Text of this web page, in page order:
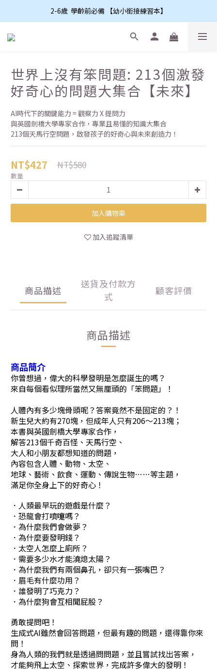
2-6歲  學齡前必備 【幼小銜接練習本】
世界上沒有笨問題: 213個激發
好奇心的問題大集合【未來】
AI時代下的關鍵能力 = 觀察力 X 提問力
與英國劍橋大學專家合作，專業且易懂的知識大集合
213個天馬行空問題，啟發孩子的好奇心與未來創造力！
NT$427 NT$580
數量
加入購物車
加入追蹤清單
商品描述
送貨及付款方
式
顧客評價
商品描述
商品簡介
你曾想過，偉大的科學發明是怎麼誕生的嗎？
來自每個看似理所當然又無厘頭的「笨問題」！
人體內有多少塊骨頭呢？答案竟然不是固定的？！
新生兒大約有270塊，但成年人只有206～213塊；
本書與英國劍橋大學專家合作，
解答213個千奇百怪、天馬行空、
大人和小朋友都想知道的問題，
內容包含人體、動物、太空、
地球、藝術、飲食、運動、傳說生物……等主題，
滿足你全身上下的好奇心！
．人類最早玩的遊戲是什麼？
．恐龍會打噴嚏嗎？
．為什麼我們會做夢？
．為什麼要發明錢？
．太空人怎麼上廁所？
．需要多少水才能澆熄太陽？
．為什麼我們有兩個鼻孔，卻只有一張嘴巴？
．眉毛有什麼功用？
．誰發明了巧克力？
．為什麼狗會互相聞屁股？
勇敢提問吧！
生成式AI雖然會回答問題，但最有趣的問題，還得靠你來
問！
身為人類的我們就是透過問問題，並且嘗試找出答案，
才能夠飛上太空、探索世界，完成許多偉大的發明！